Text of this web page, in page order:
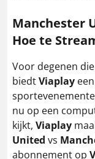
Manchester
Hoe te
Voor degenen
biedtViaplay
nu op een
kijkt, Viaplay
United vs
abonnement op